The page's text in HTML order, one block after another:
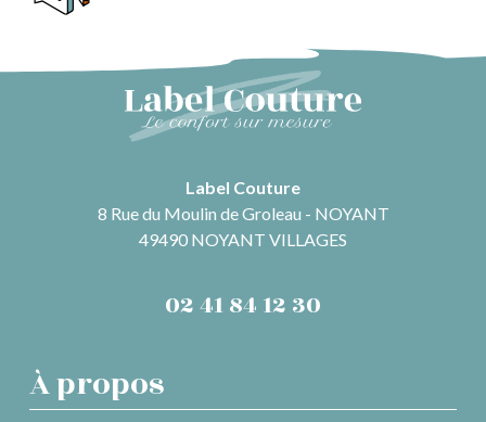
Label Couture
8 Rue du Moulin de Groleau - NOYANT
49490 NOYANT VILLAGES
02 41 84 12 30
À propos